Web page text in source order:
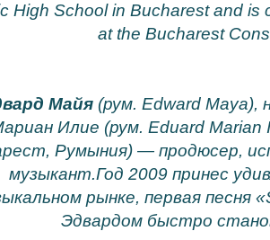
High School in Bucharest and is
at the Bucharest
Майя (рум. Edward
Илие (рум. Eduard Marian
Румыния) — продюсер,
музыкант.Год 2009 принес
рынке, первая песня
Эдвардом быстро